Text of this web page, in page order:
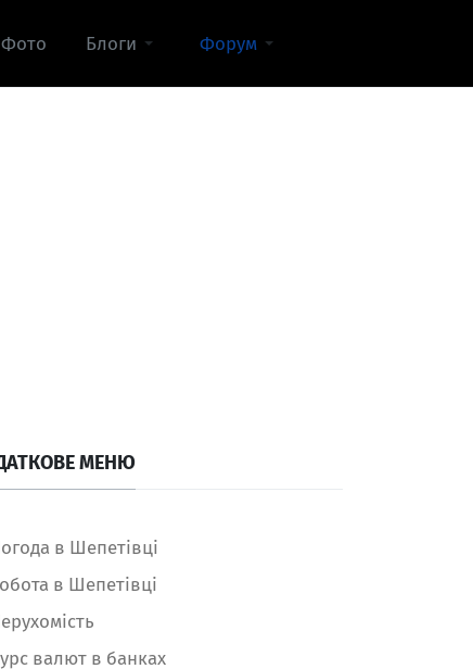
Фото Блоги Форум
МЕНЮ
в Шепетівці
в Шепетівці
валют в банках